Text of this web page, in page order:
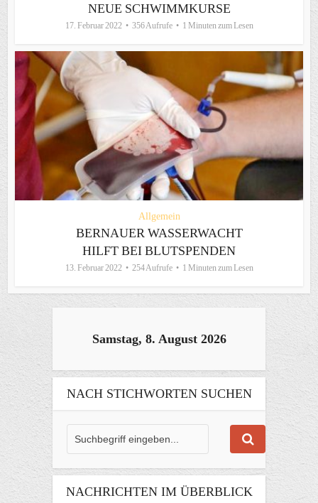
NEUE SCHWIMMKURSE
17. Februar 2022 356 Aufrufe 1 Minuten zum Lesen
Allgemein
BERNAUER WASSERWACHT
HILFT BEI BLUTSPENDEN
13. Februar 2022 254 Aufrufe 1 Minuten zum Lesen
Samstag, 8. August 2026
NACH STICHWORTEN SUCHEN
NACHRICHTEN IM ÜBERBLICK